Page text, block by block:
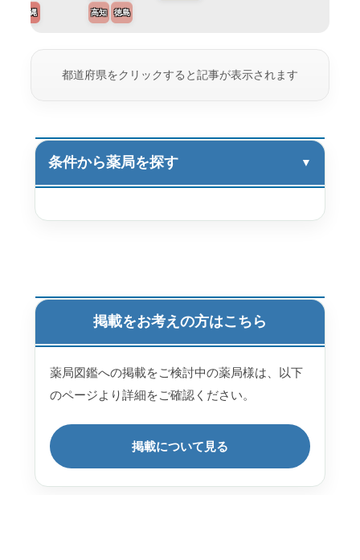
高知 徳島
沖縄
都道府県をクリックすると記事が表示されます
条件から薬局を探す ▼
掲載をお考えの方はこちら
薬局図鑑への掲載をご検討中の薬局様は、以下
のページより詳細をご確認ください。
掲載について見る